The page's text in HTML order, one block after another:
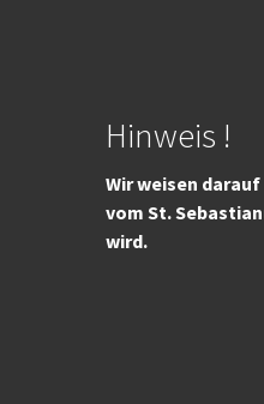
Hinweis !
Wir weisen
vom St.
wird.